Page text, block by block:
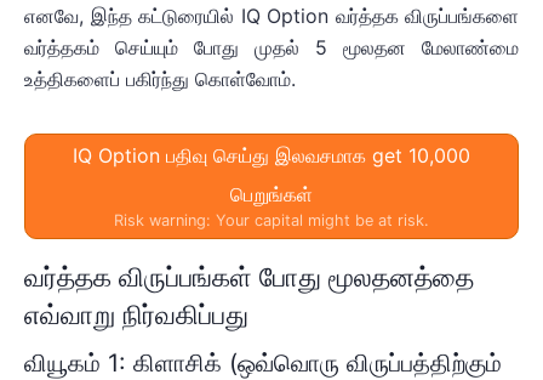
எனவே, இந்த கட்டுரையில் IQ Option வர்த்தக விருப்பங்களை
வர்த்தகம் செய்யும் போது முதல் 5 மூலதன மேலாண்மை
உத்திகளைப் பகிர்ந்து கொள்வோம்.
IQ Option பதிவு செய்து இலவசமாக get 10,000
பெறுங்கள்
Risk warning: Your capital might be at risk.
வர்த்தக விருப்பங்கள் போது மூலதனத்தை
எவ்வாறு நிர்வகிப்பது
வியூகம் 1: கிளாசிக் (ஒவ்வொரு விருப்பத்திற்கும்